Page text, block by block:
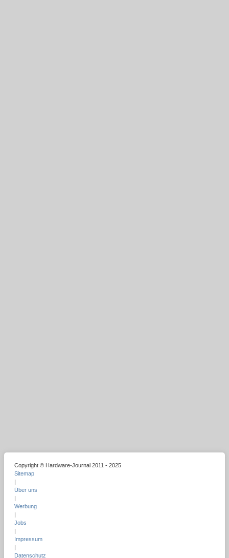
Copyright © Hardware-Journal 2011 - 2025
Sitemap
|
Über uns
|
Werbung
|
Jobs
|
Impressum
|
Datenschutz